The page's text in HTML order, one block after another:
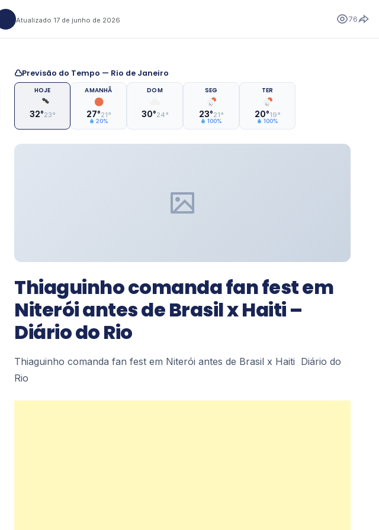
Atualizado 17 de junho de 2026 76
Previsão do Tempo — Rio de Janeiro
HOJE
32°23°
AMANHÃ
27°21°
20%
DOM
30°24°
SEG
23°21°
100%
TER
20°19°
100%
Thiaguinho comanda fan fest em
Niterói antes de Brasil x Haiti –
Diário do Rio
Thiaguinho comanda fan fest em Niterói antes de Brasil x Haiti Diário do
Rio